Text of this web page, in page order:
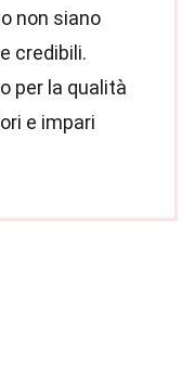
non siano
credibili.
per la qualità
e impari